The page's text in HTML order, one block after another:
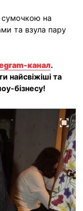
сумочкою на
та взула пару
канал.
найсвіжіші та
бізнесу!